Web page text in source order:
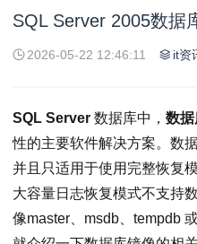
SQL Server 2005数据
2026-05-22 12:46:11 it资
SQL Server 数据库中， 数据
性的主要软件解决方案。数
并且只适用于使用完整恢复
大容量日志恢复模式不支持
像master、msdb、tempdb